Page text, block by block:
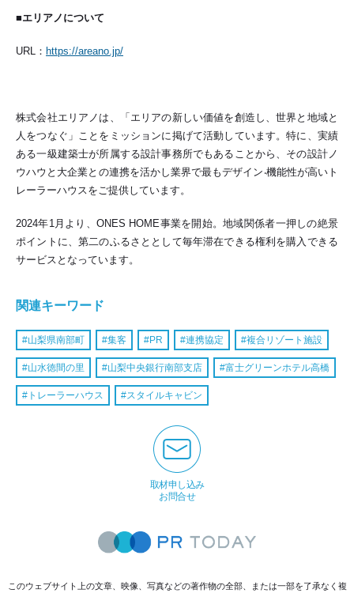
■エリアノについて
URL： https://areano.jp/
株式会社エリアノは、「エリアの新しい価値を創造し、世界と地域と
人をつなぐ」ことをミッションに掲げて活動しています。特に、実績
ある一級建築士が所属する設計事務所でもあることから、その設計ノ
ウハウと大企業との連携を活かし業界で最もデザイン‧機能性が高いト
レーラーハウスをご提供しています。
2024年1月より、ONES HOME事業を開始。地域関係者一押しの絶景
ポイントに、第二のふるさととして毎年滞在できる権利を購入できる
サービスとなっています。
関連キーワード
山梨県南部町 集客 PR 連携協定 複合リゾート施設
山水徳間の里 山梨中央銀行南部支店 富士グリーンホテル高橋
トレーラーハウス スタイルキャビン
取材申し込み
お問合せ
このウェブサイト上の文章、映像、写真などの著作物の全部、または一部を了承なく複